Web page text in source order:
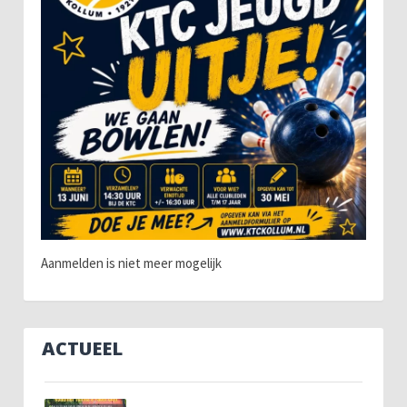
Aanmelden is niet meer mogelijk
ACTUEEL